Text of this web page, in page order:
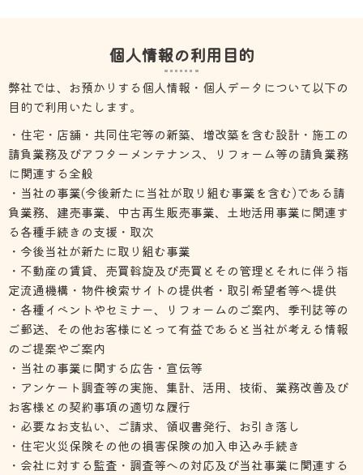
個人情報の利用目的
弊社では、お預かりする個人情報・個人データについて以下の
目的で利用いたします。
・住宅・店舗・共同住宅等の新築、増改築を含む設計・施工の
請負業務及びアフターメンテナンス、リフォーム等の請負業務
に関連する全般
・当社の事業(今後新たに当社が取り組む事業を含む)である請
負業務、建売事業、中古再生販売事業、土地活用事業に関連す
る各種手続きの支援・取次
・今後当社が新たに取り組む事業
・不動産の賃貸、売買斡旋及び売買とその管理とそれに伴う指
定流通機構・物件検索サイトの提供者・取引希望者等へ提供
・各種イベントやセミナー、リフォームのご案内、季刊誌等の
ご郵送、その他お客様にとって有益であると当社が考える情報
のご提案やご案内
・当社の事業に関する広告・宣伝等
・アンケート調査等の実施、集計、活用、技術、業務改善及び
お客様との契約事項の適切な履行
・必要なお支払い、ご請求、領収書発行、お引き落し
・住宅火災保険その他の損害保険の加入申込み手続き
・会社に対する監査・調査等への対応及び当社事業に関連する